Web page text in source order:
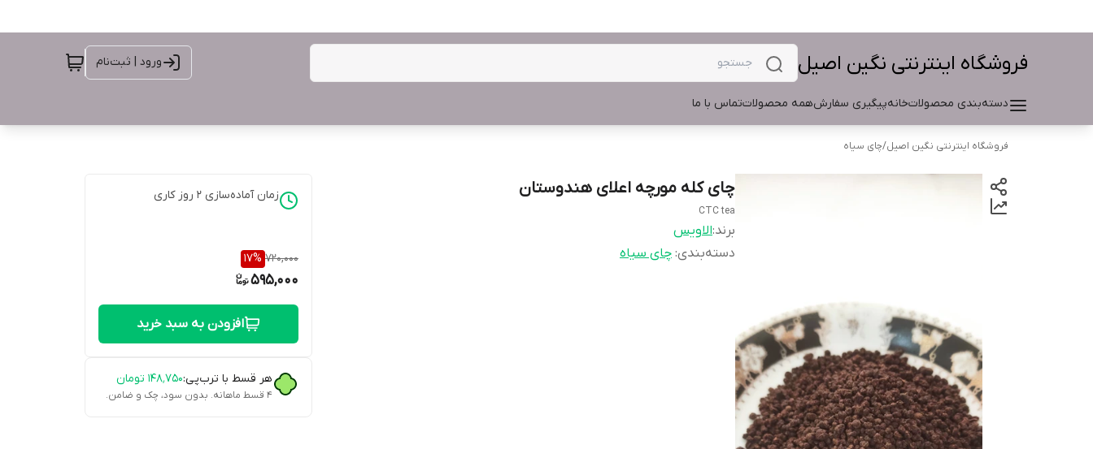
فروشگاه اینترنتی نگین اصیل ورود | ثبت‌نام
دسته‌بندی محصولاتخانهپیگیری سفارشهمه محصولاتتماس با ما
فروشگاه اینترنتی نگین اصیل/چای سیاه
چای کله مورچه اعلای هندوستان
CTC tea
برند:الاویس
دسته‌بندی: چای سیاه
زمان آماده‌سازی 2 روز کاری
720,000
17%
595,000
افزودن به سبد خرید
هر قسط با ترب‌پی:۱۴۸٬۷۵۰ تومان
۴ قسط ماهانه. بدون سود، چک و ضامن.